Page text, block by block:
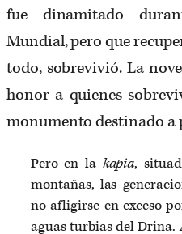
fue dinamitado
Mundial, pero que
todo, sobrevivió. La
honor a quienes
monumento destinado a
Pero en la kapia,
montañas, las
no afligirse en exceso
aguas turbias del